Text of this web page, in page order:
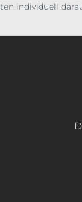
individuell